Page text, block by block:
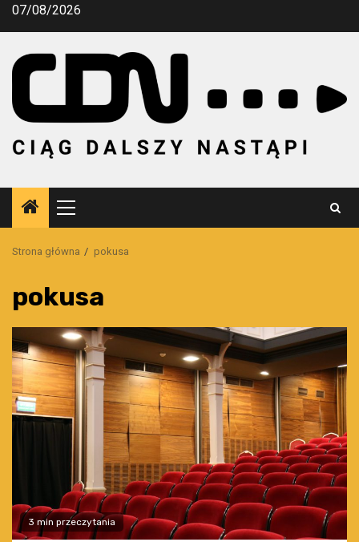
Przejdź
07/08/2026
Menu
główne
Strona główna pokusa
pokusa
3 min przeczytania